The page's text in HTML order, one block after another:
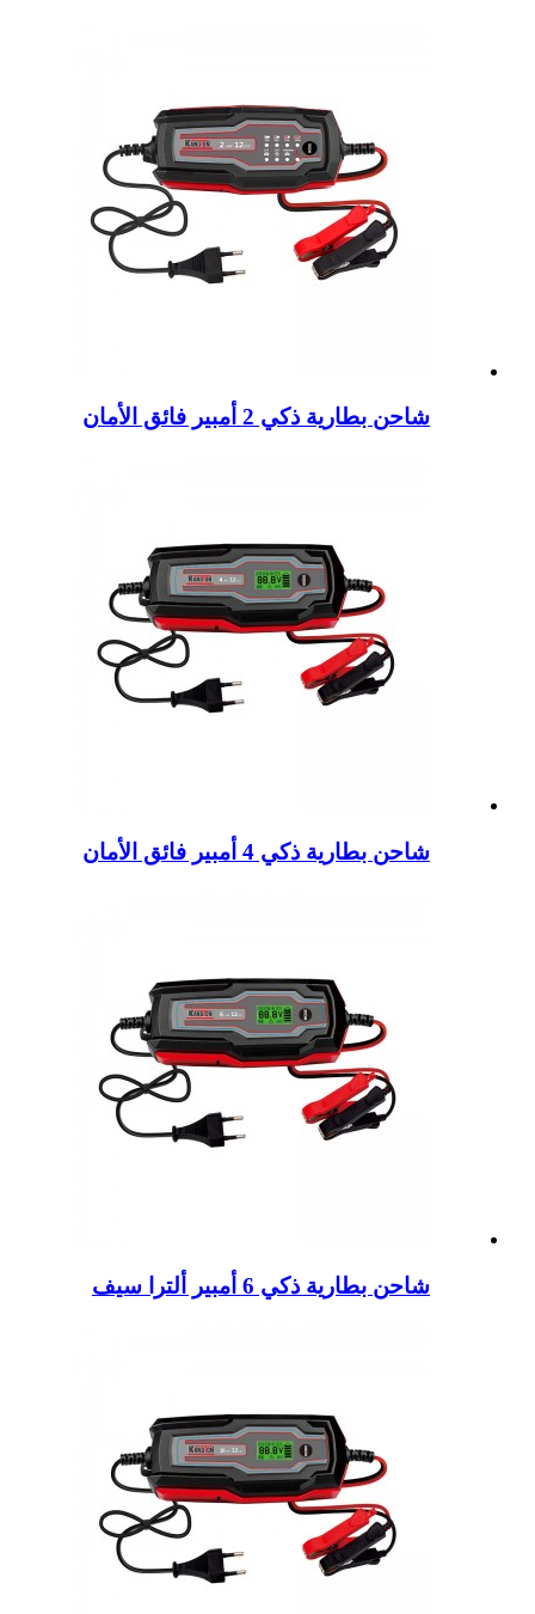
شاحن بطارية ذكي 2 أمبير فائق الأمان
شاحن بطارية ذكي 4 أمبير فائق الأمان
شاحن بطارية ذكي 6 أمبير ألترا سيف